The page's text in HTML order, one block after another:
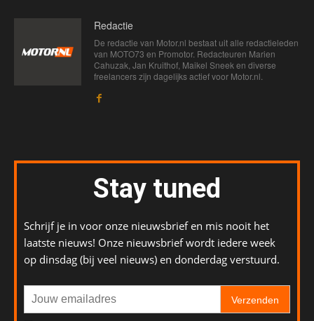
Redactie
De redactie van Motor.nl bestaat uit alle redactieleden
van MOTO73 en Promotor. Redacteuren Marien
Cahuzak, Jan Kruithof, Maikel Sneek en diverse
freelancers zijn dagelijks actief voor Motor.nl.
Stay tuned
Schrijf je in voor onze nieuwsbrief en mis nooit het
laatste nieuws! Onze nieuwsbrief wordt iedere week
op dinsdag (bij veel nieuws) en donderdag verstuurd.
Verzenden